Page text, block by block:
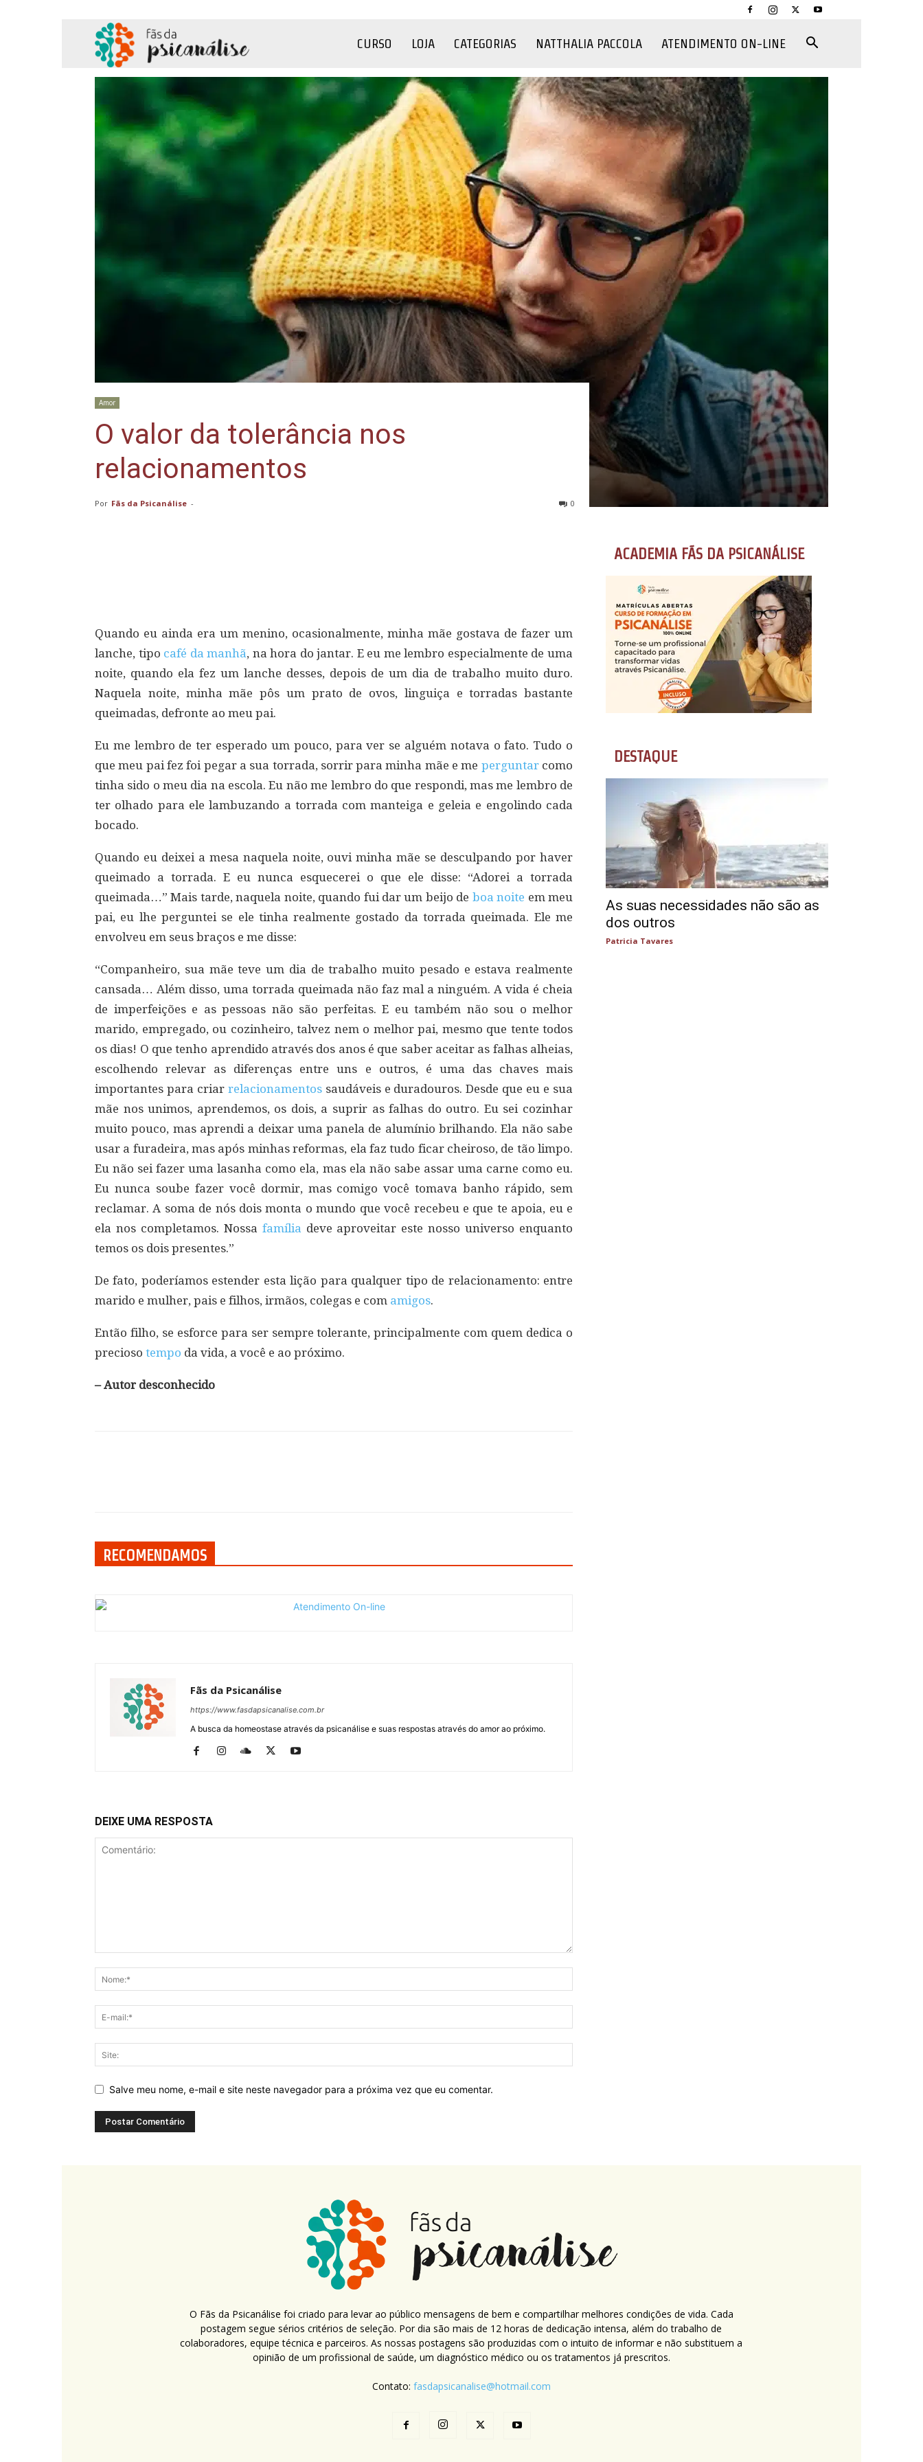
Psicanálise
CURSO LOJA CATEGORIAS NATTHALIA PACCOLA ATENDIMENTO ON-LINE
Amor
O valor da tolerância nos
relacionamentos
Por Fãs da Psicanálise - 0
Quando eu ainda era um menino, ocasionalmente, minha mãe gostava de fazer um
lanche, tipo café da manhã, na hora do jantar. E eu me lembro especialmente de uma
noite, quando ela fez um lanche desses, depois de um dia de trabalho muito duro.
Naquela noite, minha mãe pôs um prato de ovos, linguiça e torradas bastante
queimadas, defronte ao meu pai.
Eu me lembro de ter esperado um pouco, para ver se alguém notava o fato. Tudo o
que meu pai fez foi pegar a sua torrada, sorrir para minha mãe e me perguntarcomo
tinha sido o meu dia na escola. Eu não me lembro do que respondi, mas me lembro de
ter olhado para ele lambuzando a torrada com manteiga e geleia e engolindo cada
bocado.
Quando eu deixei a mesa naquela noite, ouvi minha mãe se desculpando por haver
queimado a torrada. E eu nunca esquecerei o que ele disse: “Adorei a torrada
queimada…” Mais tarde, naquela noite, quando fui dar um beijo de boa noite em meu
pai, eu lhe perguntei se ele tinha realmente gostado da torrada queimada. Ele me
envolveu em seus braços e me disse:
“Companheiro, sua mãe teve um dia de trabalho muito pesado e estava realmente
cansada… Além disso, uma torrada queimada não faz mal a ninguém. A vida é cheia
de imperfeições e as pessoas não são perfeitas. E eu também não sou o melhor
marido, empregado, ou cozinheiro, talvez nem o melhor pai, mesmo que tente todos
os dias! O que tenho aprendido através dos anos é que saber aceitar as falhas alheias,
escolhendo relevar as diferenças entre uns e outros, é uma das chaves mais
importantes para criar relacionamentossaudáveis e duradouros. Desde que eu e sua
mãe nos unimos, aprendemos, os dois, a suprir as falhas do outro. Eu sei cozinhar
muito pouco, mas aprendi a deixar uma panela de alumínio brilhando. Ela não sabe
usar a furadeira, mas após minhas reformas, ela faz tudo ficar cheiroso, de tão limpo.
Eu não sei fazer uma lasanha como ela, mas ela não sabe assar uma carne como eu.
Eu nunca soube fazer você dormir, mas comigo você tomava banho rápido, sem
reclamar. A soma de nós dois monta o mundo que você recebeu e que te apoia, eu e
ela nos completamos. Nossa família deve aproveitar este nosso universo enquanto
temos os dois presentes.”
De fato, poderíamos estender esta lição para qualquer tipo de relacionamento: entre
marido e mulher, pais e filhos, irmãos, colegas e com amigos.
Então filho, se esforce para ser sempre tolerante, principalmente com quem dedica o
precioso tempo da vida, a você e ao próximo.
– Autor desconhecido
RECOMENDAMOS
Fãs da Psicanálise
https://www.fasdapsicanalise.com.br
A busca da homeostase através da psicanálise e suas respostas através do amor ao próximo.
DEIXE UMA RESPOSTA
Salve meu nome, e-mail e site neste navegador para a próxima vez que eu comentar.
ACADEMIA FÃS DA PSICANÁLISE
DESTAQUE
As suas necessidades não são as
dos outros
Patricia Tavares
O Fãs da Psicanálise foi criado para levar ao público mensagens de bem e compartilhar melhores condições de vida. Cada
postagem segue sérios critérios de seleção. Por dia são mais de 12 horas de dedicação intensa, além do trabalho de
colaboradores, equipe técnica e parceiros. As nossas postagens são produzidas com o intuito de informar e não substituem a
opinião de um profissional de saúde, um diagnóstico médico ou os tratamentos já prescritos.
Contato: fasdapsicanalise@hotmail.com